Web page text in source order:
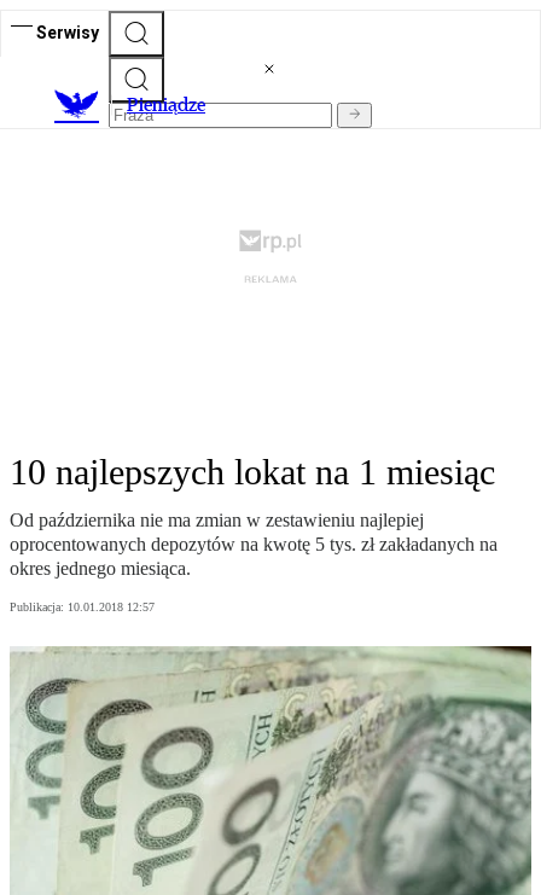
Serwisy
Pieniądze
10 najlepszych lokat na 1 miesiąc
Od października nie ma zmian w zestawieniu najlepiej
oprocentowanych depozytów na kwotę 5 tys. zł zakładanych na
okres jednego miesiąca.
Publikacja: 10.01.2018 12:57